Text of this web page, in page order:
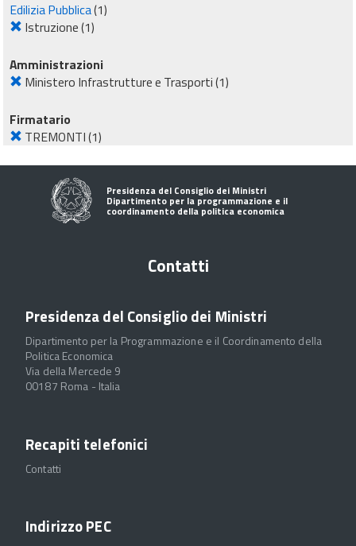
Edilizia Pubblica(1)
Istruzione(1)
Amministrazioni
Ministero Infrastrutture e Trasporti(1)
Firmatario
TREMONTI(1)
Presidenza del Consiglio dei Ministri
Dipartimento per la programmazione e il
coordinamento della politica economica
Contatti
Presidenza del Consiglio dei Ministri
Dipartimento per la Programmazione e il Coordinamento della
Politica Economica
Via della Mercede 9
00187 Roma - Italia
Recapiti telefonici
Contatti
Indirizzo PEC